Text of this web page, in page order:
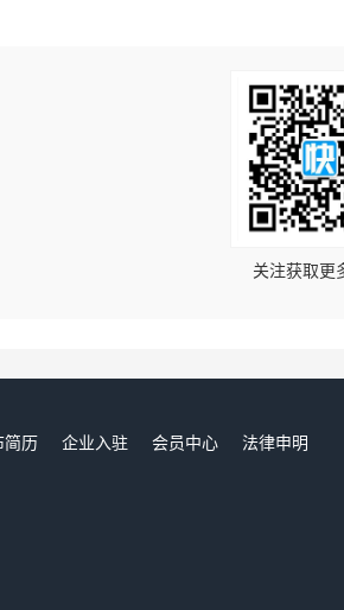
关注获取更
简历 企业入驻 会员中心
法律申明